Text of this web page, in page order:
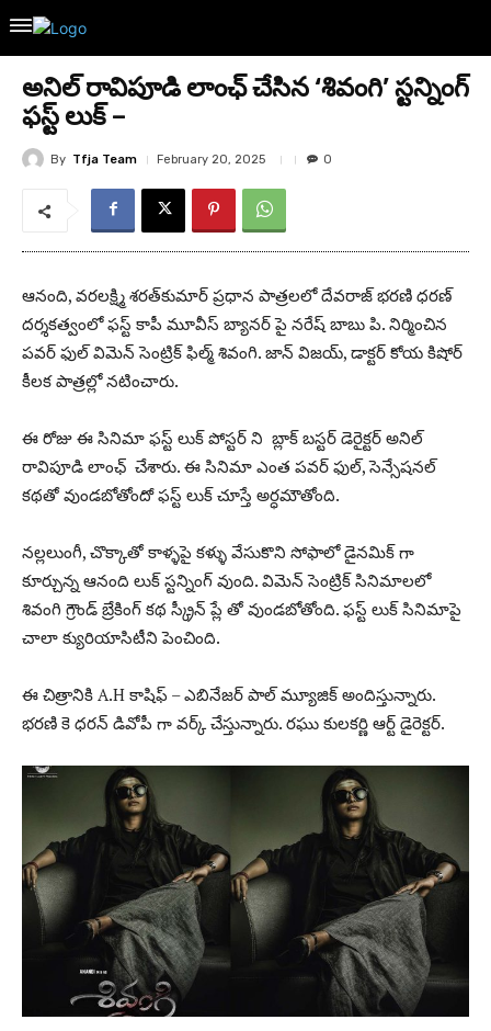
అనిల్ రావిపూడి లాంఛ్ చేసిన ‘శివంగి’ స్టన్నింగ్
ఫస్ట్ లుక్ –
By Tfja Team February 20, 2025 0
ఆనంది, వరలక్ష్మి శరత్‌కుమార్ ప్రధాన పాత్రలలో దేవరాజ్ భరణి ధరణ్
దర్శకత్వంలో ఫస్ట్ కాపీ మూవీస్ బ్యానర్ పై నరేష్ బాబు పి. నిర్మించిన
పవర్ ఫుల్ విమెన్ సెంట్రిక్ ఫిల్మ్ శివంగి. జాన్ విజయ్, డాక్టర్ కోయ కిషోర్
కీలక పాత్రల్లో నటించారు.
ఈ రోజు ఈ సినిమా ఫస్ట్ లుక్ పోస్టర్ ని బ్లాక్ బస్టర్ డెరైక్టర్ అనిల్
రావిపూడి లాంఛ్ చేశారు. ఈ సినిమా ఎంత పవర్ ఫుల్, సెన్సేషనల్
కథతో వుండబోతోందో ఫస్ట్ లుక్ చూస్తే అర్ధమౌతోంది.
నల్లలుంగీ, చొక్కాతో కాళ్ళపై కళ్ళు వేసుకొని సోఫాలో డైనమిక్ గా
కూర్చున్న ఆనంది లుక్ స్టన్నింగ్ వుంది. విమెన్ సెంట్రిక్ సినిమాలలో
శివంగి గ్రౌండ్ బ్రేకింగ్ కథ స్క్రీన్ ప్లే తో వుండబోతోంది. ఫస్ట్ లుక్ సినిమాపై
చాలా క్యురియాసిటీని పెంచింది.
ఈ చిత్రానికి A.H కాషిఫ్ – ఎబినేజర్ పాల్ మ్యూజిక్ అందిస్తున్నారు.
భరణి కె ధరన్ డివోపీ గా వర్క్ చేస్తున్నారు. రఘు కులకర్ణి ఆర్ట్ డైరెక్టర్.